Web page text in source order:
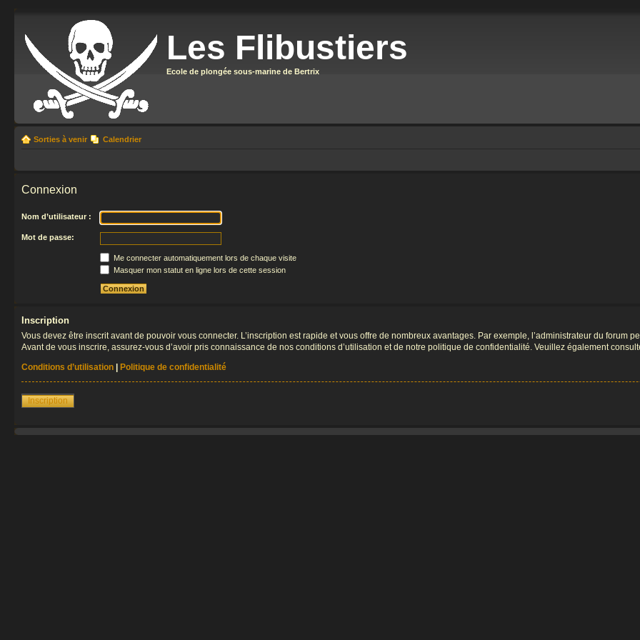
Les Flibustiers
Ecole de plongée sous-marine de Bertrix
Sorties à venir Calendrier
Connexion
Nom d’utilisateur :
Mot de passe:
Me connecter automatiquement lors de chaque visite
Masquer mon statut en ligne lors de cette session
Inscription
Vous devez être inscrit avant de pouvoir vous connecter. L’inscription est rapide et vous offre de nombreux avantages. Par exemple, l’administrateur du forum
Avant de vous inscrire, assurez-vous d’avoir pris connaissance de nos conditions d’utilisation et de notre politique de confidentialité. Veuillez également
Conditions d’utilisation
Politique de confidentialité
Inscription